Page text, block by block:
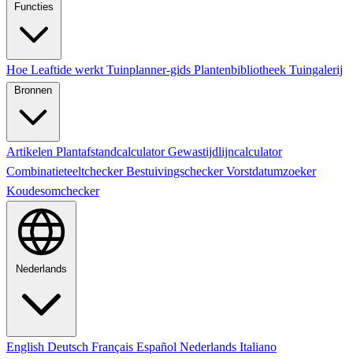
Functies
Hoe Leaftide werkt Tuinplanner-gids Plantenbibliotheek Tuingalerij
Bronnen
Artikelen PlantafstandcalculatorGewastijdlijncalculator
CombinatieteeltcheckerBestuivingscheckerVorstdatumzoeker
Koudesomchecker
Nederlands
English Deutsch Français Español Nederlands Italiano